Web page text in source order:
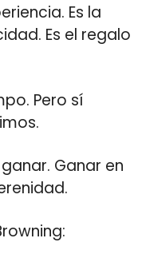
Es la
Es el regalo
Pero sí
Ganar en